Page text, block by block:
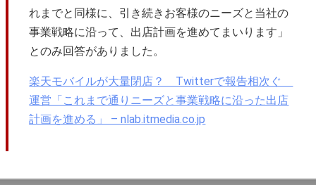
れまでと同様に、引き続きお客様のニーズと当社の
事業戦略に沿って、出店計画を進めてまいります」
とのみ回答がありました。
楽天モバイルが大量閉店？ Twitterで報告相次ぐ
運営「これまで通りニーズと事業戦略に沿った出店
計画を進める」 – nlab.itmedia.co.jp